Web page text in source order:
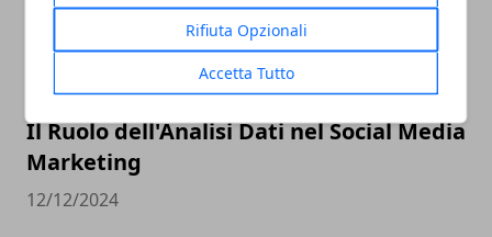
Rifiuta Opzionali
Accetta Tutto
Il Ruolo dell'Analisi Dati nel Social Media
Marketing
12/12/2024